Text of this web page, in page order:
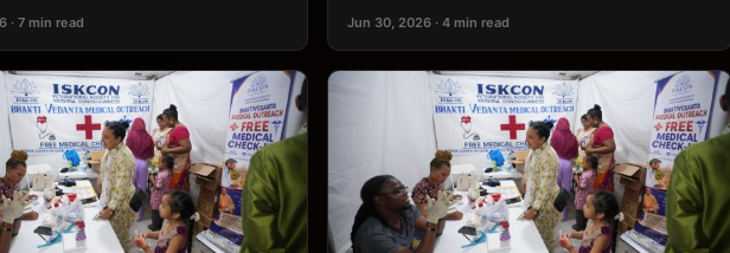
· 7 min read Jun 30, 2026 · 4 min read